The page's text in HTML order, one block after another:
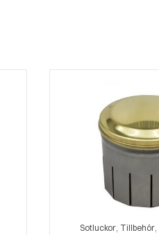
Sotluckor, Tillbehör,